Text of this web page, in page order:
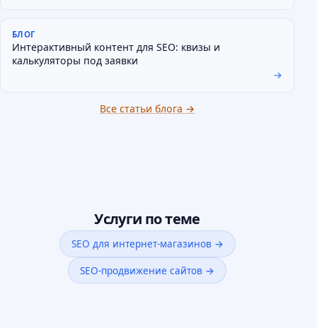
БЛОГ
Интерактивный контент для SEO: квизы и
калькуляторы под заявки
→
Все статьи блога →
Услуги по теме
SEO для интернет-магазинов →
SEO-продвижение сайтов →